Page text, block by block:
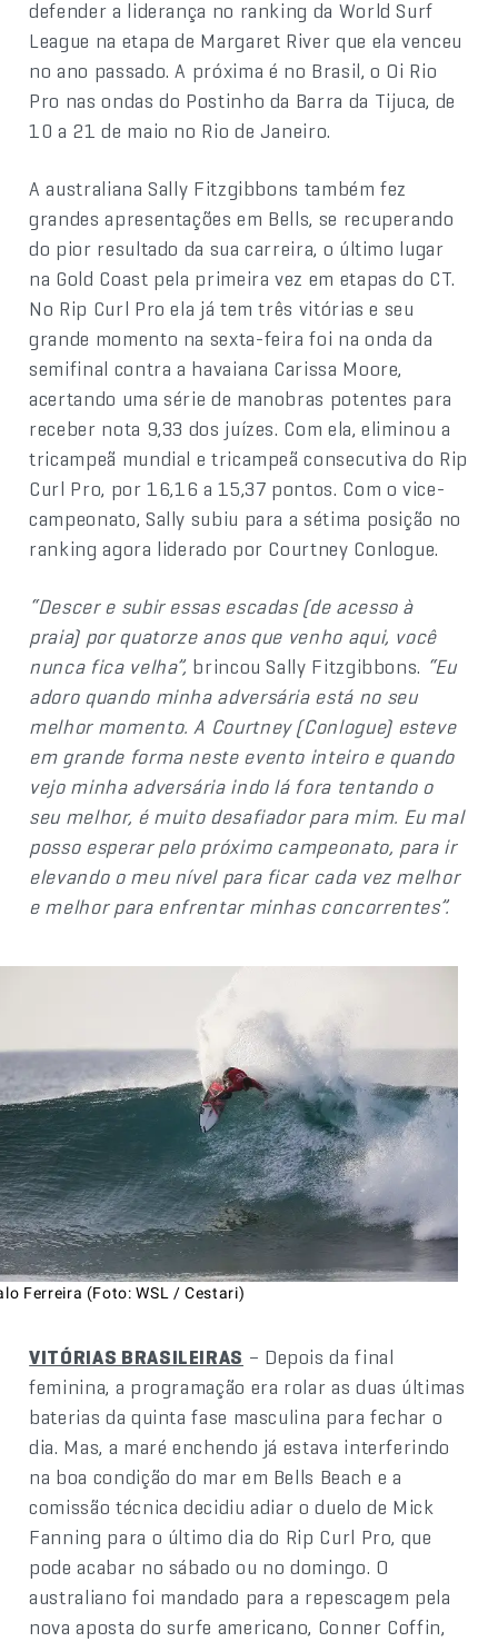
defender a liderança no ranking da World Surf
League na etapa de Margaret River que ela venceu
no ano passado. A próxima é no Brasil, o Oi Rio
Pro nas ondas do Postinho da Barra da Tijuca, de
10 a 21 de maio no Rio de Janeiro.
A australiana Sally Fitzgibbons também fez
grandes apresentações em Bells, se recuperando
do pior resultado da sua carreira, o último lugar
na Gold Coast pela primeira vez em etapas do CT.
No Rip Curl Pro ela já tem três vitórias e seu
grande momento na sexta-feira foi na onda da
semifinal contra a havaiana Carissa Moore,
acertando uma série de manobras potentes para
receber nota 9,33 dos juízes. Com ela, eliminou a
tricampeã mundial e tricampeã consecutiva do Rip
Curl Pro, por 16,16 a 15,37 pontos. Com o vice-
campeonato, Sally subiu para a sétima posição no
ranking agora liderado por Courtney Conlogue.
“Descer e subir essas escadas (de acesso à
praia) por quatorze anos que venho aqui, você
nunca fica velha”, brincou Sally Fitzgibbons. “Eu
adoro quando minha adversária está no seu
melhor momento. A Courtney (Conlogue) esteve
em grande forma neste evento inteiro e quando
vejo minha adversária indo lá fora tentando o
seu melhor, é muito desafiador para mim. Eu mal
posso esperar pelo próximo campeonato, para ir
elevando o meu nível para ficar cada vez melhor
e melhor para enfrentar minhas concorrentes”.
Ferreira (Foto: WSL / Cestari)
VITÓRIAS BRASILEIRAS – Depois da final
feminina, a programação era rolar as duas últimas
baterias da quinta fase masculina para fechar o
dia. Mas, a maré enchendo já estava interferindo
na boa condição do mar em Bells Beach e a
comissão técnica decidiu adiar o duelo de Mick
Fanning para o último dia do Rip Curl Pro, que
pode acabar no sábado ou no domingo. O
australiano foi mandado para a repescagem pela
nova aposta do surfe americano, Conner Coffin,